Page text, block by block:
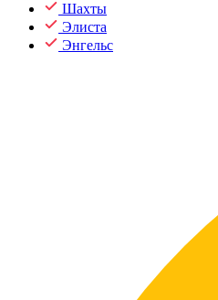
Шахты
Элиста
Энгельс